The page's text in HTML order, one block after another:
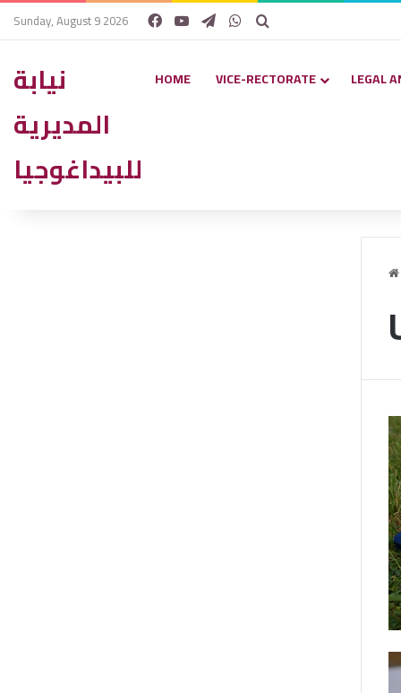
Sunday, August 9 2026 FacebookYouTubeTelegramWhatsApp
Search for
نيابة
المديرية
للبيداغوجيا
HOME VICE-RECTORATE LEGAL